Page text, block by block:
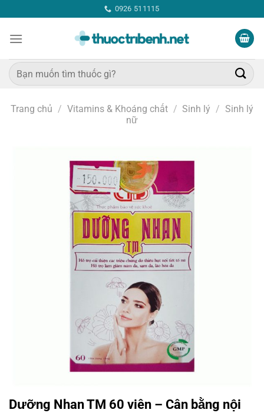
qua
nội
0926 511115
Tìm
kiếm:
Trang chủ / Vitamins & Khoáng chất / Sinh lý / Sinh lý
nữ
Dưỡng Nhan TM 60 viên – Cân bằng nội